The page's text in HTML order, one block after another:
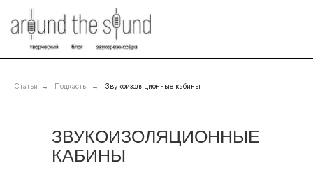
Статьи → Подкасты → Звукоизоляционные кабины
ЗВУКОИЗОЛЯЦИОННЫЕ
КАБИНЫ